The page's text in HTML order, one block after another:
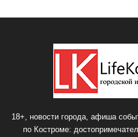
18+, новости города, афиша
по Костроме: